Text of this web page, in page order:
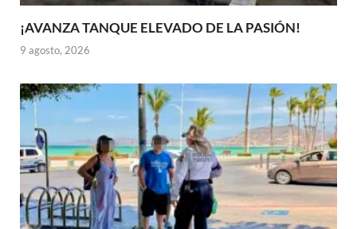
¡AVANZA TANQUE ELEVADO DE LA PASIÓN!
9 agosto, 2026